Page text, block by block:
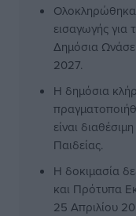
εισαγωγής για
Δημόσια
2027.
Η δημόσια
είναι
Παιδείας.
Η δοκιμασία
και Πρότυπα
25 Απριλίου